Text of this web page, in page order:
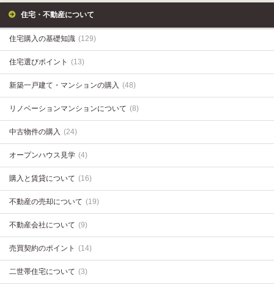
住宅・不動産について
住宅購入の基礎知識 (129)
住宅選びポイント (13)
新築一戸建て・マンションの購入 (48)
リノベーションマンションについて (8)
中古物件の購入 (24)
オープンハウス見学 (4)
購入と賃貸について (16)
不動産の売却について (19)
不動産会社について (9)
売買契約のポイント (14)
二世帯住宅について (3)